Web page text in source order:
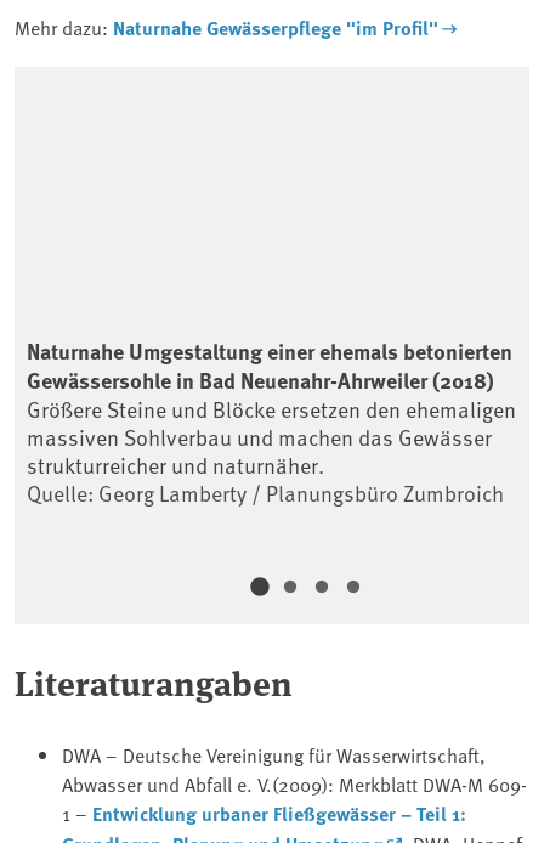
Mehr dazu: Naturnahe Gewässerpflege "im Profil"
Naturnahe Umgestaltung einer ehemals betonierten
Gewässersohle in Bad Neuenahr-Ahrweiler (2018)
Größere Steine und Blöcke ersetzen den ehemaligen
massiven Sohlverbau und machen das Gewässer
strukturreicher und naturnäher.
Quelle: Georg Lamberty / Planungsbüro Zumbroich
Literaturangaben
DWA – Deutsche Vereinigung für Wasserwirtschaft,
Abwasser und Abfall e. V.(2009): Merkblatt DWA-M 609-
1 – Entwicklung urbaner Fließgewässer – Teil 1: